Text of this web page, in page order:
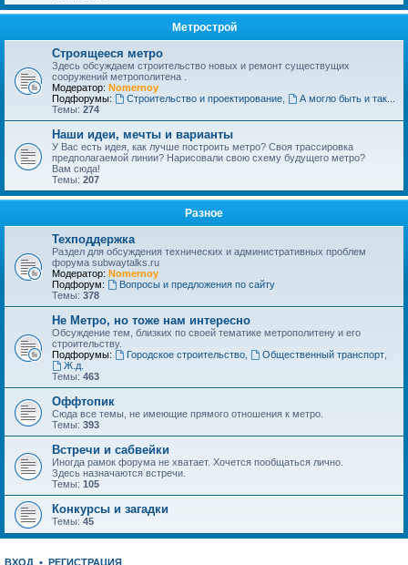
Метрострой
Строящееся метро
Здесь обсуждаем строительство новых и ремонт существущих
сооружений метрополитена .
Модератор: Nomernoy
Подфорумы:
Строительство и проектирование,
А могло быть и так...
Темы: 274
Наши идеи, мечты и варианты
У Вас есть идея, как лучше построить метро? Своя трассировка
предполагаемой линии? Нарисовали свою схему будущего метро?
Вам сюда!
Темы: 207
Разное
Техподдержка
Раздел для обсуждения технических и административных проблем
форума subwaytalks.ru
Модератор: Nomernoy
Подфорум:
Вопросы и предложения по сайту
Темы: 378
Не Метро, но тоже нам интересно
Обсуждение тем, близких по своей тематике метрополитену и его
строительству.
Подфорумы:
Городское строительство, Общественный транспорт,
Ж.д.
Темы: 463
Оффтопик
Сюда все темы, не имеющие прямого отношения к метро.
Темы: 393
Встречи и сабвейки
Иногда рамок форума не хватает. Хочется пообщаться лично.
Здесь назначаются встречи.
Темы: 105
Конкурсы и загадки
Темы: 45
ВХОД • РЕГИСТРАЦИЯ